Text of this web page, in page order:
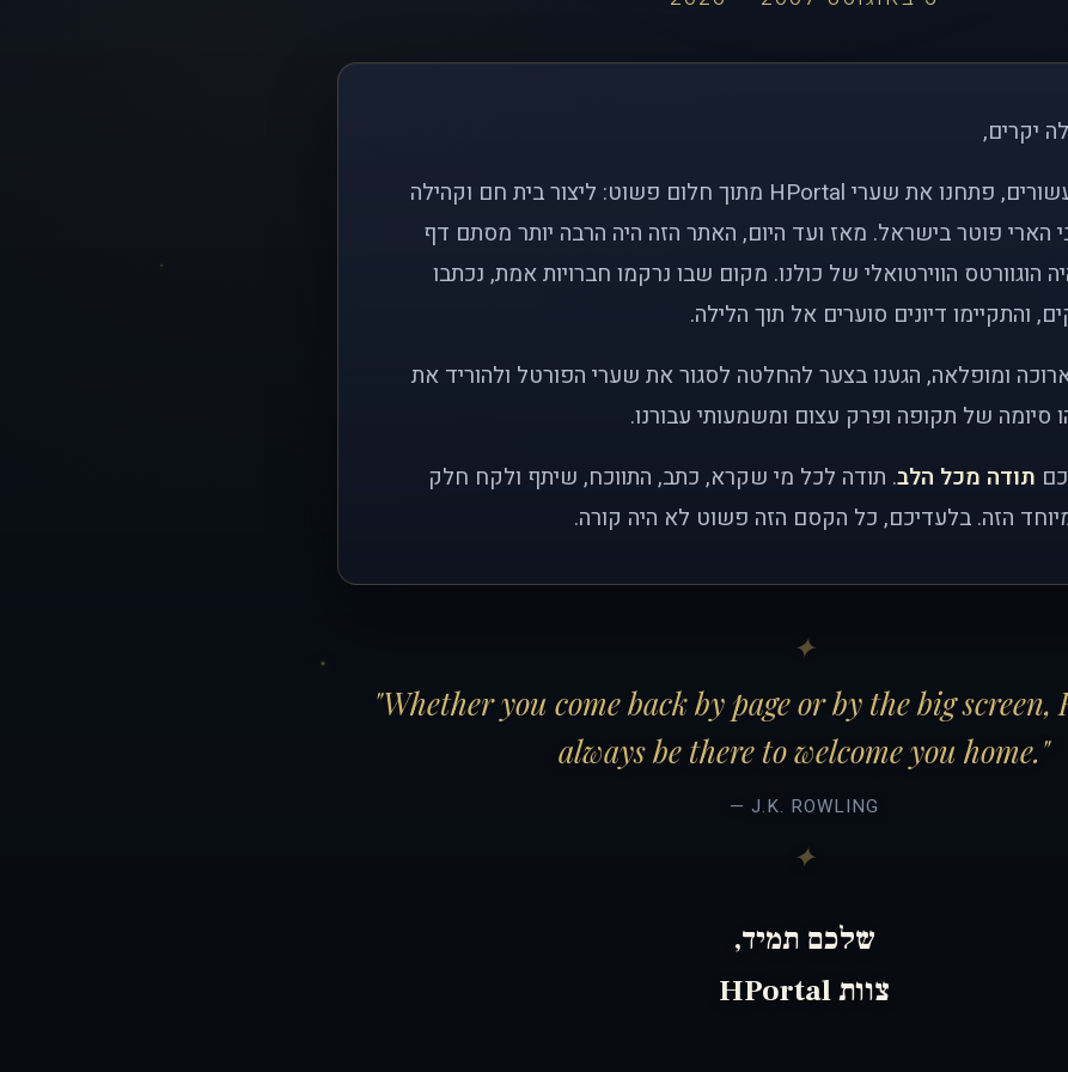
יקרים,
לפני כמעט שני עשורים, פתחנו את שערי HPortal מתוך חלום פשוט: ליצור בית חם וקהילה
הארי פוטר בישראל. מאז ועד היום, האתר הזה היה הרבה יותר מסתם דף
הוגוורטס הווירטואלי של כולנו. מקום שבו נרקמו חברויות אמת, נכתבו
והתקיימו דיונים סוערים אל תוך הלילה.
ומופלאה, הגענו בצער להחלטה לסגור את שערי הפורטל ולהוריד את
סיומה של תקופה ופרק עצום ומשמעותי עבורנו.
תודה מכל הלב. תודה לכל מי שקרא, כתב, התווכח, שיתף ולקח חלק
הזה. בלעדיכם, כל הקסם הזה פשוט לא היה קורה.
"Whether you come back by page or by the big
always be there to welcome you home."
— J.K. ROWLING
שלכם תמיד,
צוות HPortal